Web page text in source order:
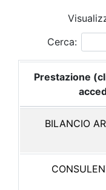
Cerca:
Prestazione
BILANCIO